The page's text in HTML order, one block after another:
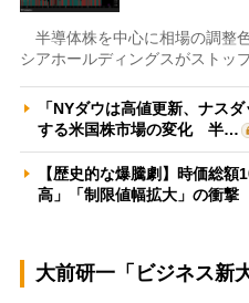
半導体株を中心に相場の調整
シアホールディングスがストッ
「NYダウは高値更新、ナス
する米国株市場の変化 半…
【歴史的な爆騰劇】時価総
高」「制限値幅拡大」の衝
大前研一「ビジネス新